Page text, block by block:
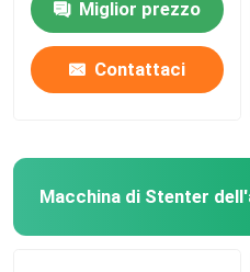
vaporeMiglior prezzo
Contattaci
Macchina di Stenter